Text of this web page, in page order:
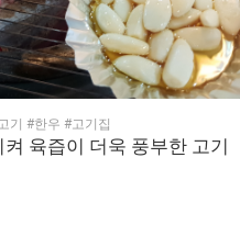
기 #한우 #고기집
육즙이 더욱 풍부한 고기